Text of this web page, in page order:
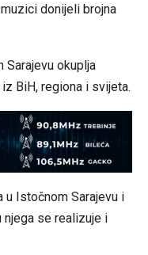
donijeli brojna
Sarajevu okuplja
BiH, regiona i svijeta.
u Istočnom Sarajevu i
njega se realizuje i